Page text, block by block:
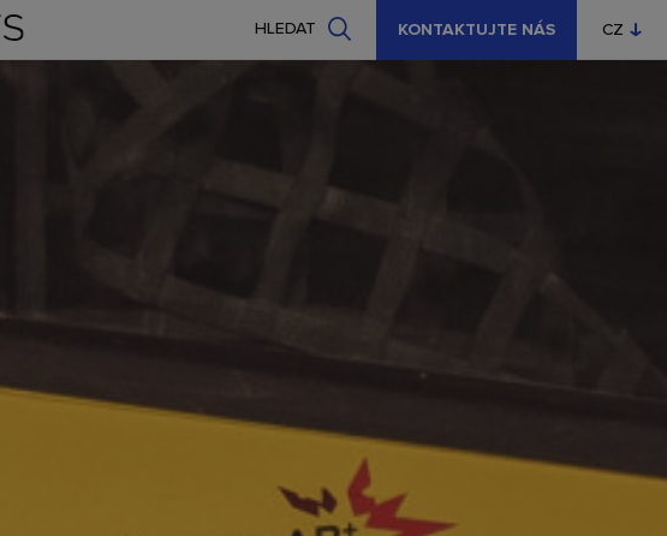
HLEDAT KONTAKTUJTE NÁS CZ